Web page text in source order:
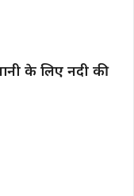
के लिए नदी की